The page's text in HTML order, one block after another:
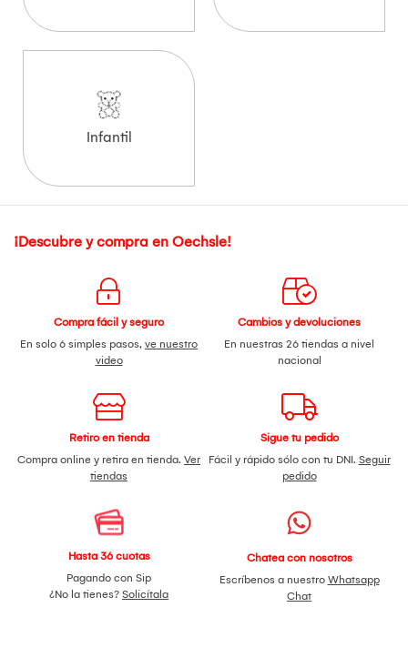
Infantil
¡Descubre y compra en Oechsle!
Compra fácil y seguro
En solo 6 simples pasos, ve nuestro
video
Cambios y devoluciones
En nuestras 26 tiendas a nivel
nacional
Retiro en tienda
Compra online y retira en tienda. Ver
tiendas
Sigue tu pedido
Fácil y rápido sólo con tu DNI. Seguir
pedido
Hasta 36 cuotas
Pagando con Sip
¿No la tienes? Solicítala
Chatea con nosotros
Escríbenos a nuestro Whatsapp
Chat